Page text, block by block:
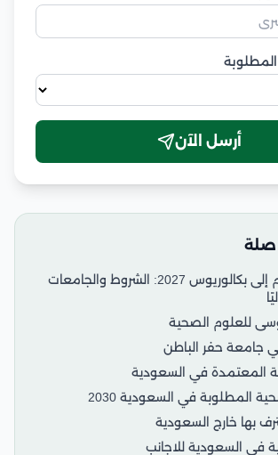
المطلوبة
أرسل الآن
صلة
تجسير من دبلوم إلى بكالوريوس 2027: الشروط والجامعات
للعلوم الصحية
جامعة حفر الباطن
المعتمدة في السعودية
المطلوبة في السعودية 2030
بها خارج السعودية
في السعودية للاجانب